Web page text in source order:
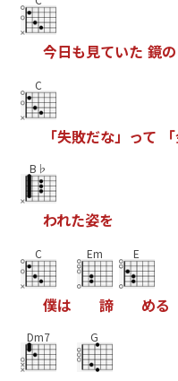
今日も見ていた 鏡の
C
「失敗だな」 って 「
B♭
われた姿を
C
僕は
Em
諦
E
める
Dm7 G